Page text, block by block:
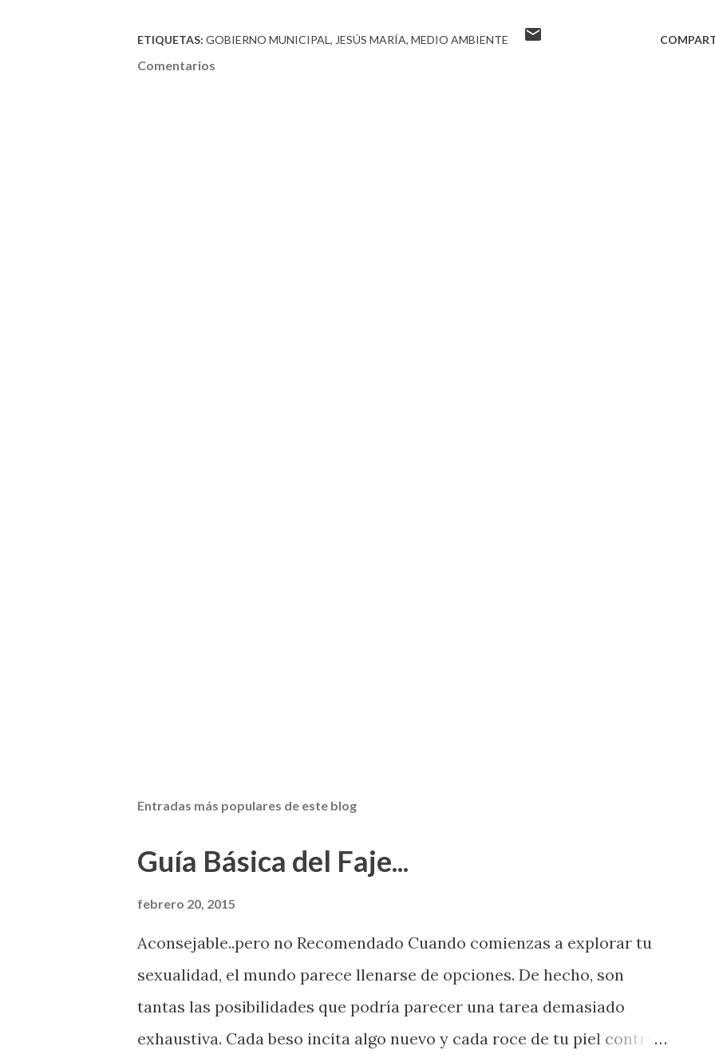
ETIQUETAS: GOBIERNO MUNICIPAL JESÚS MARÍA MEDIO AMBIENTE
Comentarios
Entradas más populares de este blog
Guía Básica del Faje...
febrero 20, 2015
Aconsejable..pero no Recomendado Cuando comienzas a explorar tu
sexualidad, el mundo parece llenarse de opciones. De hecho, son
tantas las posibilidades que podría parecer una tarea demasiado
exhaustiva. Cada beso incita algo nuevo y cada roce de tu piel contra